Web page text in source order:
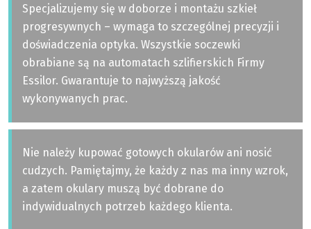
Specjalizujemy się w doborze i montażu szkieł
progresywnych – wymaga to szczególnej precyzji i
doświadczenia optyka. Wszystkie soczewki
obrabiane są na automatach szlifierskich Firmy
Essilor. Gwarantuje to najwyższą jakość
wykonywanych prac.
Nie należy kupować gotowych okularów ani nosić
cudzych. Pamiętajmy, że każdy z nas ma inny wzrok,
a zatem okulary muszą być dobrane do
indywidualnych potrzeb każdego klienta.